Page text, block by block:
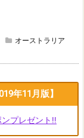
オーストラリア
年11月版】
プレゼント!!